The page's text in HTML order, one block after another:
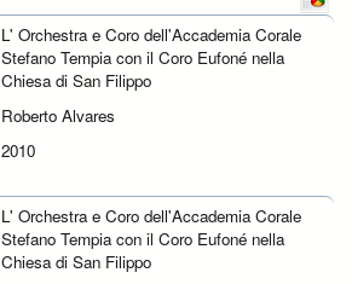
L' Orchestra e Coro dell'Accademia Corale
Stefano Tempia con il Coro Eufoné nella
Chiesa di San Filippo
Roberto Alvares
2010
L' Orchestra e Coro dell'Accademia Corale
Stefano Tempia con il Coro Eufoné nella
Chiesa di San Filippo